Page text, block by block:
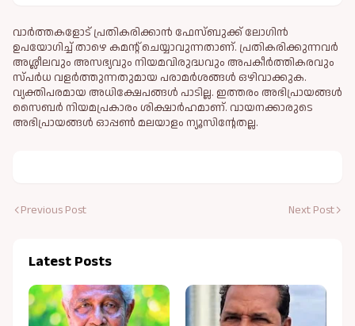
വാർത്തകളോട് പ്രതികരിക്കാൻ ഫേസ്ബുക്ക് ലോഗിൻ
ഉപയോഗിച്ച് താഴെ കമന്റ് ചെയ്യാവുന്നതാണ്. പ്രതികരിക്കുന്നവര്‍
അശ്ലീലവും അസഭ്യവും നിയമവിരുദ്ധവും അപകീര്‍ത്തികരവും
സ്പര്‍ധ വളര്‍ത്തുന്നതുമായ പരാമര്‍ശങ്ങള്‍ ഒഴിവാക്കുക.
വ്യക്തിപരമായ അധിക്ഷേപങ്ങള്‍ പാടില്ല. ഇത്തരം അഭിപ്രായങ്ങള്‍
സൈബര്‍ നിയമപ്രകാരം ശിക്ഷാര്‍ഹമാണ്. വായനക്കാരുടെ
അഭിപ്രായങ്ങള്‍ ഓപ്പൺ മലയാളം ന്യൂസിന്റേതല്ല.
Previous Post Next Post
Latest Posts